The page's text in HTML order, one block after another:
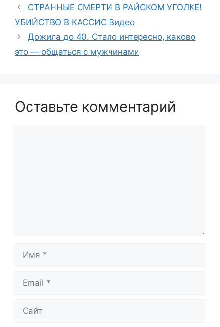
СТРАННЫЕ СМЕРТИ В РАЙСКОМ УГОЛКЕ!
УБИЙСТВО В КАССИС Видео
Дожила до 40. Стало интересно, каково
это — общаться с мужчинами
Оставьте комментарий
Имя
Email
Сайт